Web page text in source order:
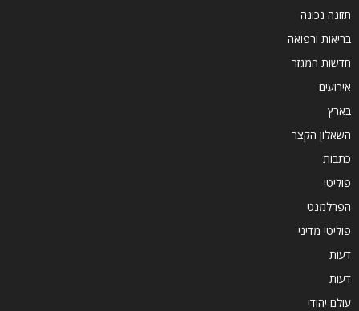
תזונה נכונה
בריאות ורפואה
חדשות המגזר
אירועים
בארץ
השאלון הקצר
כתבות
פוליטי
הפרלמנט
פוליטי מדיני
דעות
דעות
עולם יהודי